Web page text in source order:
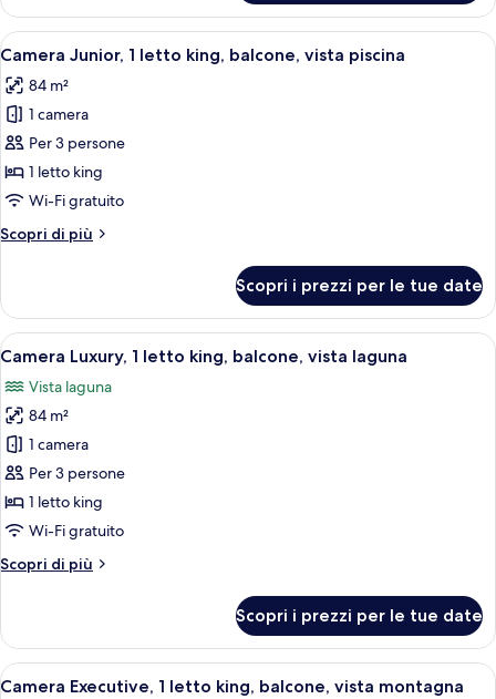
laguna
Premium,
letti
balcone,
vista
laguna
Apri
tutte
le
foto
per
Camera
Junior,
letto
vista
piscina
Camera Junior, 1 letto king,
6
Camera Junior, 1 letto king, balcone, vista piscina
84 m²
1 camera
Per 3 persone
1 letto king
Wi-Fi gratuito
Scopri di più
Altri
Junior,
letto
balcone,
vista
piscina
Scopri i prezzi per le tue date
Apri
tutte
le
foto
per
Camera
Luxury,
1
king,
laguna
Camera d'albergo con un letto
2
Camera Luxury, 1 letto king, balcone, vista laguna
Vista laguna
84 m²
1 camera
Per 3 persone
1 letto king
Wi-Fi gratuito
Scopri di più
Altri
Luxury,
letto
Scopri i prezzi per le tue date
Apri
Camera Executive, 1 letto king,
4
Camera Executive, 1 letto king, balcone, vista montagna